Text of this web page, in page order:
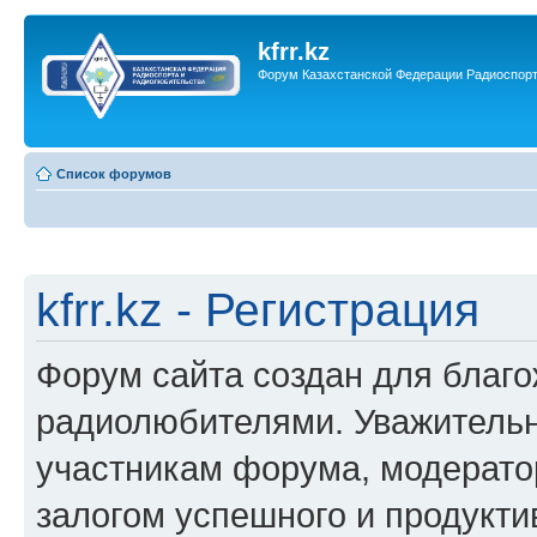
kfrr.kz
Форум Казахстанской Федерации
Список форумов
kfrr.kz - Регистрация
Форум сайта создан для
радиолюбителями.
участникам форума,
залогом успешного и